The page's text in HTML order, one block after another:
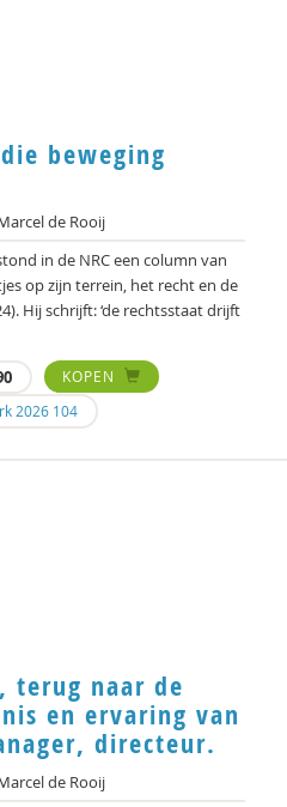
beweging
de Rooij
in de NRC een column van
op zijn terrein, het recht en de
Hij schrijft: ‘de rechtsstaat drijft
KOPEN
2026 104
terug naar de
en ervaring van
directeur.
de Rooij